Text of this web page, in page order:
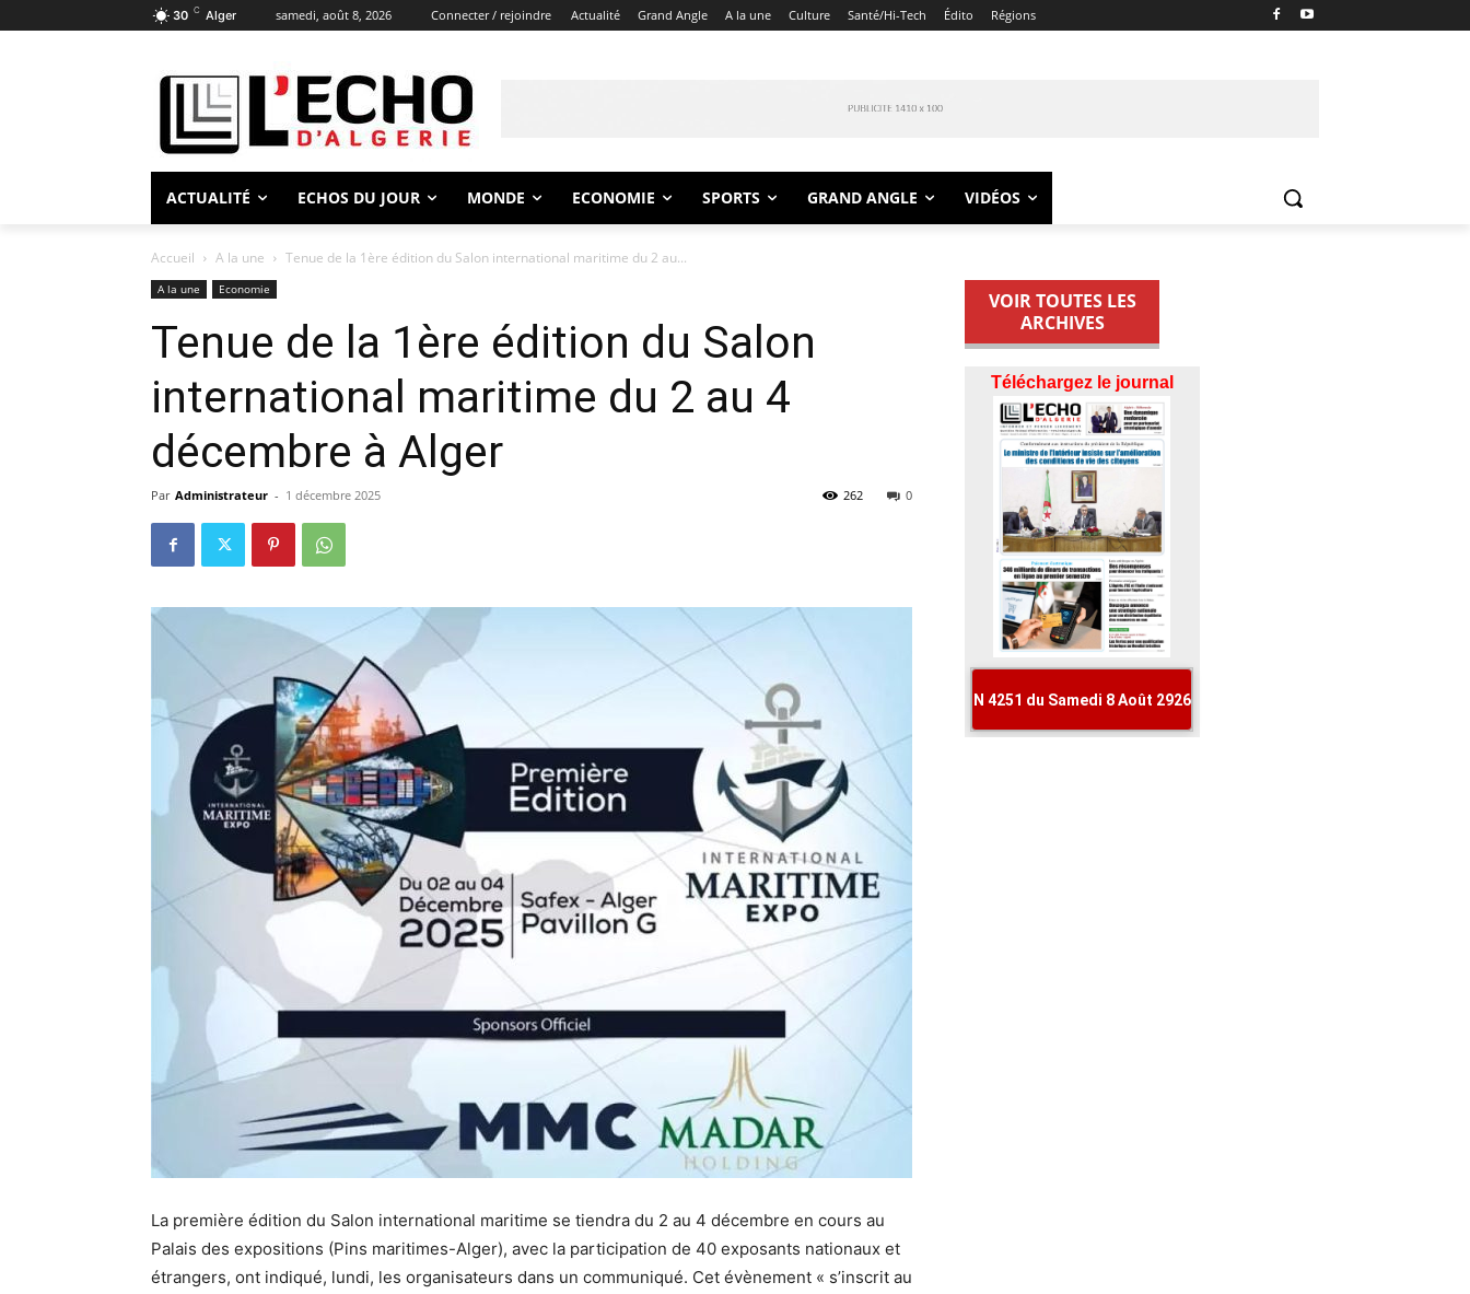
30 C Alger samedi, août 8, 2026 Connecter / rejoindre Actualité Grand Angle A la une Culture Santé/Hi-Tech Édito Régions
ACTUALITÉ ECHOS DU JOUR MONDE ECONOMIE SPORTS GRAND ANGLE VIDÉOS
Accueil A la une Tenue de la 1ère édition du Salon international maritime du 2 au...
A la une Economie
Tenue de la 1ère édition du Salon
international maritime du 2 au 4
décembre à Alger
Par Administrateur - 1 décembre 2025 0
262
La première édition du Salon international maritime se tiendra du 2 au 4 décembre en cours au
Palais des expositions (Pins maritimes-Alger), avec la participation de 40 exposants nationaux et
étrangers, ont indiqué, lundi, les organisateurs dans un communiqué. Cet évènement « s’inscrit au
VOIR TOUTES LES
ARCHIVES